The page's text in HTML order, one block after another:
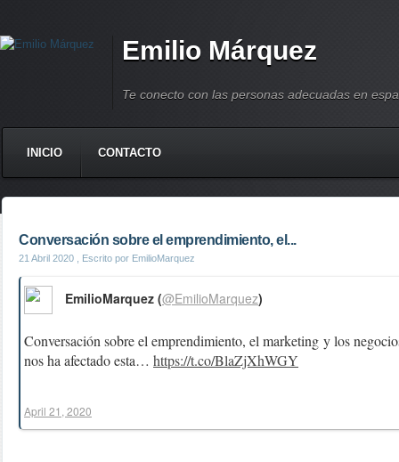
Emilio Márquez
Te conecto con las personas adecuadas en
INICIO CONTACTO
Conversación sobre el emprendimiento, el...
21 Abril 2020 , Escrito por EmilioMarquez
Conversación sobre el emprendimiento, el marketing y los
nos ha afectado esta… https://t.co/BlaZjXhWGY
EmilioMarquez (@EmilioMarquez)
April 21, 2020